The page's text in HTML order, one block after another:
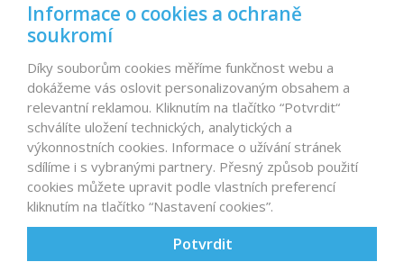
Nabídka vozů
Reference
Dovoz aut na míru – pro koho je určen?
Garanční program
Prodat auto
Finance
Prodaná auta
Proč D1 CARS?
Informace o cookies a ochraně
soukromí
Díky souborům cookies měříme funkčnost webu a
dokážeme vás oslovit personalizovaným obsahem a
relevantní reklamou. Kliknutím na tlačítko “Potvrdit“
schválíte uložení technických, analytických a
výkonnostních cookies. Informace o užívání stránek
sdílíme i s vybranými partnery. Přesný způsob použití
cookies můžete upravit podle vlastních preferencí
kliknutím na tlačítko “Nastavení cookies”.
Potvrdit